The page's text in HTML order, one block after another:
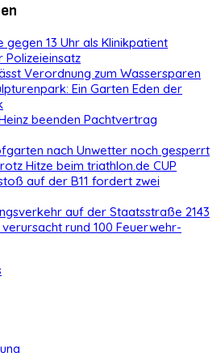
gegen 13 Uhr als Klinikpatient
Polizeieinsatz
Verordnung zum Wassersparen
Ein Garten Eden der
beenden Pachtvertrag
nach Unwetter noch gesperrt
Hitze beim triathlon.de CUP
auf der B11 fordert zwei
auf der Staatsstraße 2143
rund 100 Feuerwehr-